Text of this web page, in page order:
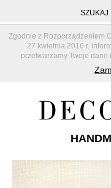
Zgodnie z Rozporządzeniem
27 kwietnia 2016 r.
przetwarzamy Twoje dane
SZUKAJ